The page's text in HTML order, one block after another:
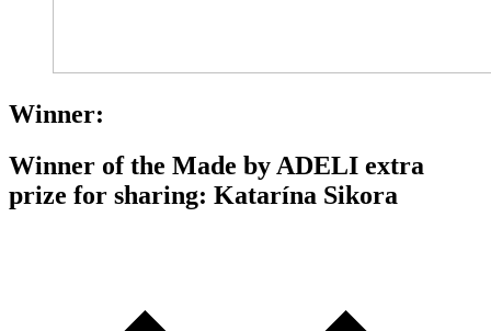
Winner:
Winner of the Made by ADELI extra
prize for sharing: Katarína Sikora